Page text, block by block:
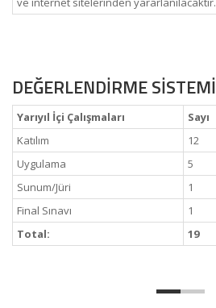
DEĞERLENDİRME SİSTEMİ
Yarıyıl İçi Çalışmaları Sayı
Katılım
12
Uygulama
5
Sunum/Jüri
1
Final Sınavı
1
Total:
19